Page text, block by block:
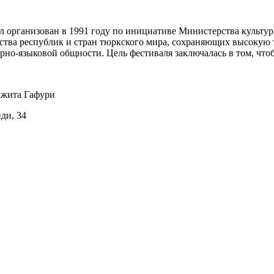
в 1991 году по инициативе Министерства
республик и стран тюркского мира, сохраняющих высокую
языковой общности. Цель фестиваля заключалась в том,
Гафури
34